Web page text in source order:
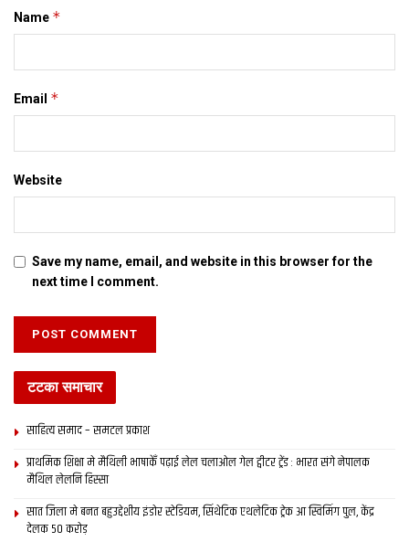
Name *
Email *
Website
Save my name, email, and website in this browser for the
next time I comment.
टटका समाचार
साहित्य समाद – समटल प्रकाश
प्राथमिक शि‍क्षा मे मैथि‍ली भाषाकेँ पढ़ाई लेल चलाओल गेल ट्वीटर ट्रेंड : भारत संगे नेपालक
मैथिल लेलनि हिस्सा
सात जिला मे बनत बहुउद्देशीय इंडोर स्‍टेडि‍यम, सिंथेटिक एथलेटिक ट्रेक आ स्विमिंग पुल, केंद्र
देलक 50 करोड़